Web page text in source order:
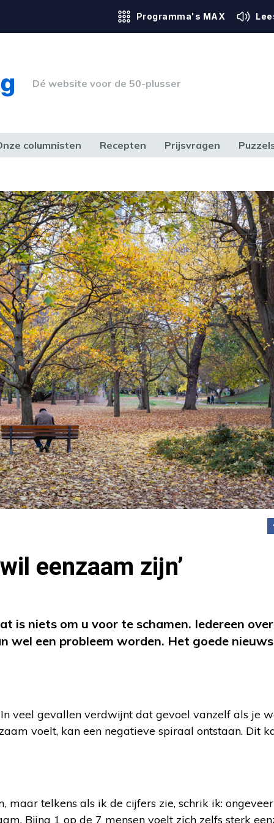
Programma's MAX
Dé website voor de 50-plusser
columnisten Recepten Prijsvragen
eenzaam zijn’
is niets om u voor te schamen. Iedereen
wel een probleem worden. Het goede
veel gevallen verdwijnt dat gevoel vanzelf als je
voelt, kan een negatieve spiraal ontstaan. Dit
maar telkens als ik de cijfers zie, schrik ik:
Bijna 1 op de 7 mensen voelt zich zelfs sterk